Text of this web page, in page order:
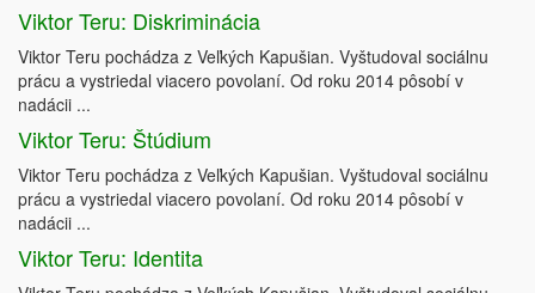
Viktor Teru: Diskriminácia
Viktor Teru pochádza z Veľkých Kapušian. Vyštudoval sociálnu
prácu a vystriedal viacero povolaní. Od roku 2014 pôsobí v
nadácii ...
Viktor Teru: Štúdium
Viktor Teru pochádza z Veľkých Kapušian. Vyštudoval sociálnu
prácu a vystriedal viacero povolaní. Od roku 2014 pôsobí v
nadácii ...
Viktor Teru: Identita